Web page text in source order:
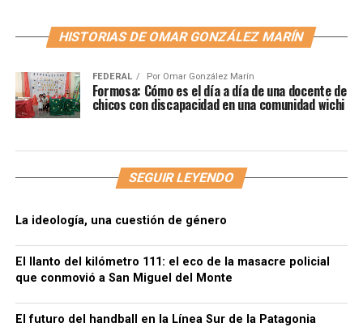
HISTORIAS DE OMAR GONZÁLEZ MARÍN
FEDERAL Por Omar González Marín
Formosa: Cómo es el día a día de una docente de
chicos con discapacidad en una comunidad wichi
SEGUIR LEYENDO
La ideología, una cuestión de género
El llanto del kilómetro 111: el eco de la masacre policial
que conmovió a San Miguel del Monte
El futuro del handball en la Línea Sur de la Patagonia